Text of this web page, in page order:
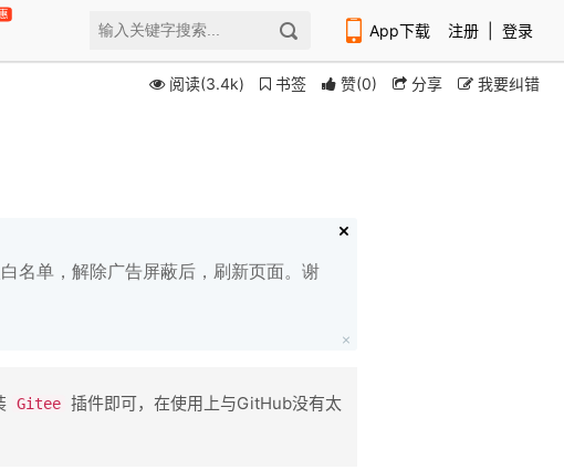
App下载 注册 登录
阅读(3.4k) 书签 赞(0) 分享 我要纠错
名单，解除广告屏蔽后，刷新页面。谢
Gitee ​插件即可，在使用上与GitHub没有太